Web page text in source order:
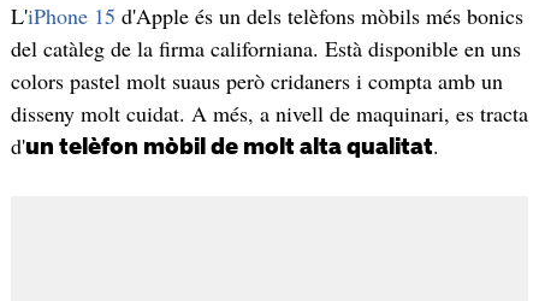
L'iPhone 15 d'Apple és un dels telèfons mòbils més bonics
del catàleg de la firma californiana. Està disponible en uns
colors pastel molt suaus però cridaners i compta amb un
disseny molt cuidat. A més, a nivell de maquinari, es tracta
d'un telèfon mòbil de molt alta qualitat.